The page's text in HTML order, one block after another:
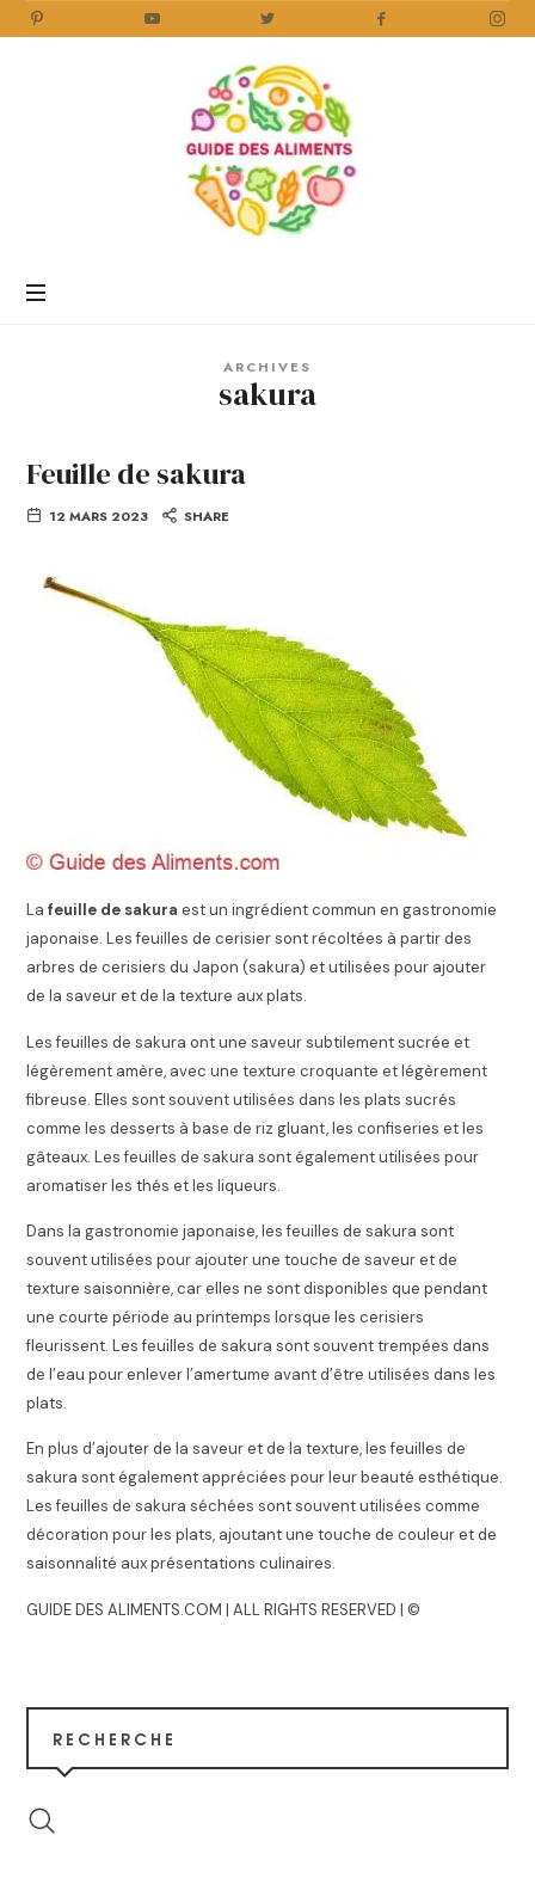
Aliments
ARCHIVES
sakura
Feuille de sakura
12 MARS 2023 SHARE
Lafeuille de sakura est un ingrédient commun en gastronomie
japonaise. Les feuilles de cerisier sont récoltées à partir des
arbres de cerisiers du Japon (sakura) et utilisées pour ajouter
de la saveur et de la texture aux plats.
Les feuilles de sakura ont une saveur subtilement sucrée et
légèrement amère, avec une texture croquante et légèrement
fibreuse. Elles sont souvent utilisées dans les plats sucrés
comme les desserts à base de riz gluant, les confiseries et les
gâteaux. Les feuilles de sakura sont également utilisées pour
aromatiser les thés et les liqueurs.
Dans la gastronomie japonaise, les feuilles de sakura sont
souvent utilisées pour ajouter une touche de saveur et de
texture saisonnière, car elles ne sont disponibles que pendant
une courte période au printemps lorsque les cerisiers
fleurissent. Les feuilles de sakura sont souvent trempées dans
de l’eau pour enlever l’amertume avant d’être utilisées dans les
plats.
En plus d’ajouter de la saveur et de la texture, les feuilles de
sakura sont également appréciées pour leur beauté esthétique.
Les feuilles de sakura séchées sont souvent utilisées comme
décoration pour les plats, ajoutant une touche de couleur et de
saisonnalité aux présentations culinaires.
GUIDE DES ALIMENTS.COM | ALL RIGHTS RESERVED | ©
RECHERCHE